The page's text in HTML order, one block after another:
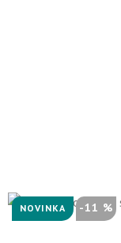
NOVINKA -11 %